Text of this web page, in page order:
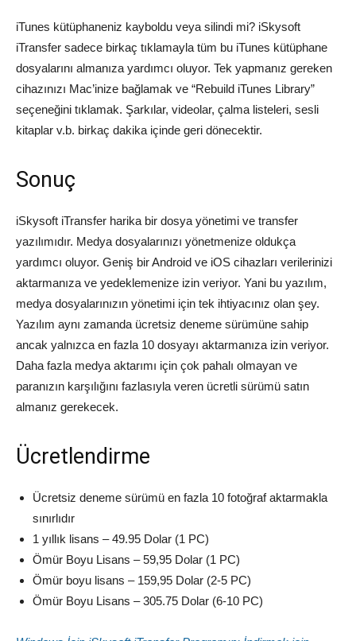
iTunes kütüphaneniz kayboldu veya silindi mi? iSkysoft
iTransfer sadece birkaç tıklamayla tüm bu iTunes kütüphane
dosyalarını almanıza yardımcı oluyor. Tek yapmanız gereken
cihazınızı Mac’inize bağlamak ve “Rebuild iTunes Library”
seçeneğini tıklamak. Şarkılar, videolar, çalma listeleri, sesli
kitaplar v.b. birkaç dakika içinde geri dönecektir.
Sonuç
iSkysoft iTransfer harika bir dosya yönetimi ve transfer
yazılımıdır. Medya dosyalarınızı yönetmenize oldukça
yardımcı oluyor. Geniş bir Android ve iOS cihazları verilerinizi
aktarmanıza ve yedeklemenize izin veriyor. Yani bu yazılım,
medya dosyalarınızın yönetimi için tek ihtiyacınız olan şey.
Yazılım aynı zamanda ücretsiz deneme sürümüne sahip
ancak yalnızca en fazla 10 dosyayı aktarmanıza izin veriyor.
Daha fazla medya aktarımı için çok pahalı olmayan ve
paranızın karşılığını fazlasıyla veren ücretli sürümü satın
almanız gerekecek.
Ücretlendirme
Ücretsiz deneme sürümü en fazla 10 fotoğraf aktarmakla
sınırlıdır
1 yıllık lisans – 49.95 Dolar (1 PC)
Ömür Boyu Lisans – 59,95 Dolar (1 PC)
Ömür boyu lisans – 159,95 Dolar (2-5 PC)
Ömür Boyu Lisans – 305.75 Dolar (6-10 PC)